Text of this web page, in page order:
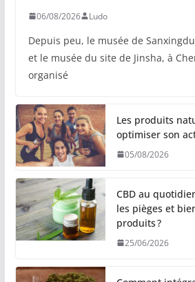
06/08/2026 Ludo
Depuis peu, le musée de
et le musée du site de Jinsha, à
organisé
Les produits
optimiser son
05/08/2026
CBD au
les pièges et
produits ?
25/06/2026